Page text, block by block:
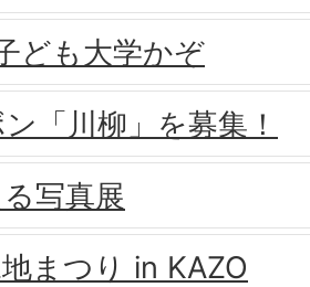
ども大学かぞ
「川柳」を募集！
写真展
まつり in KAZO